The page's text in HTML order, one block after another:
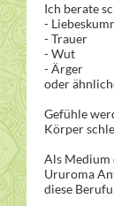
Ich berate
-
- Trauer
- Wut
- Ärger
oder
Gefühle
Körper
Als Medium
Ururoma
diese